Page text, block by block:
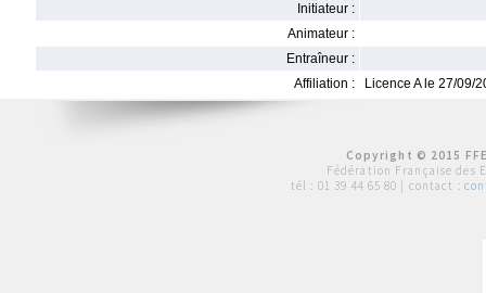
Initiateur :
Animateur :
Entraîneur :
Affiliation :
Licence A le 27/09/
Copyright © 2015
Fédération Française des
tél : 01 39 44 65 80 | contact :